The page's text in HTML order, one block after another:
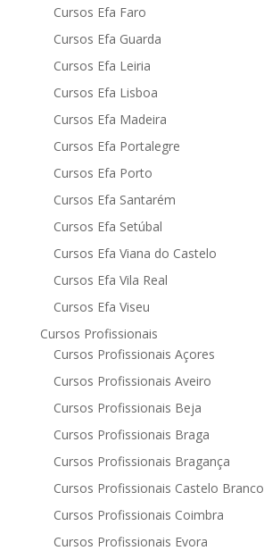
Cursos Efa Faro
Cursos Efa Guarda
Cursos Efa Leiria
Cursos Efa Lisboa
Cursos Efa Madeira
Cursos Efa Portalegre
Cursos Efa Porto
Cursos Efa Santarém
Cursos Efa Setúbal
Cursos Efa Viana do Castelo
Cursos Efa Vila Real
Cursos Efa Viseu
Cursos Profissionais
Cursos Profissionais Açores
Cursos Profissionais Aveiro
Cursos Profissionais Beja
Cursos Profissionais Braga
Cursos Profissionais Bragança
Cursos Profissionais Castelo Branco
Cursos Profissionais Coimbra
Cursos Profissionais Evora